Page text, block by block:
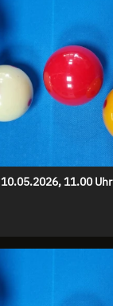
11.00 Uhr